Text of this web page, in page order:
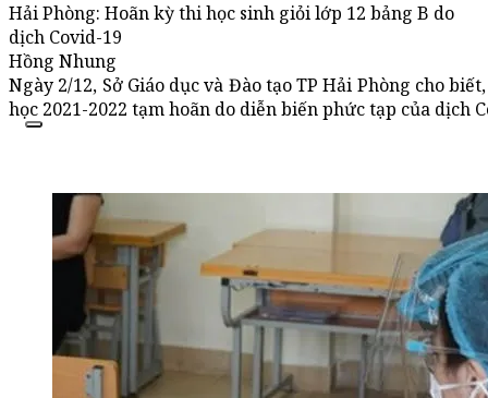
Hải Phòng: Hoãn kỳ thi học sinh giỏi lớp 12 bảng B do
dịch Covid-19
Hồng Nhung
Ngày 2/12, Sở Giáo dục và Đào tạo TP Hải Phòng cho
học 2021-2022 tạm hoãn do diễn biến phức tạp của dịch